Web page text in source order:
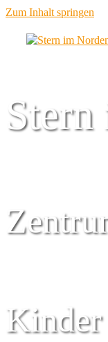
Zum Inhalt springen
Kinder